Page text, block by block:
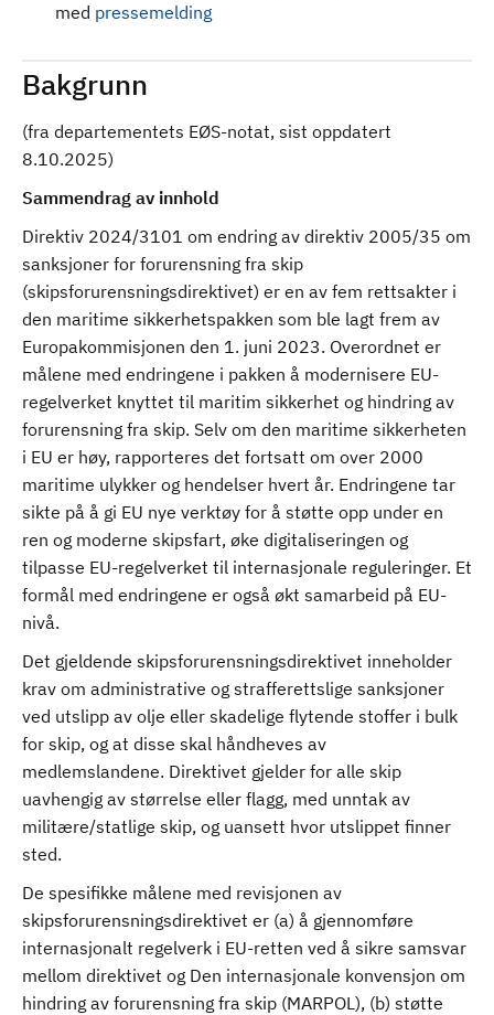
med pressemelding
Bakgrunn
(fra departementets EØS-notat, sist oppdatert
8.10.2025)
Sammendrag av innhold
Direktiv 2024/3101 om endring av direktiv 2005/35 om
sanksjoner for forurensning fra skip
(skipsforurensningsdirektivet) er en av fem rettsakter i
den maritime sikkerhetspakken som ble lagt frem av
Europakommisjonen den 1. juni 2023. Overordnet er
målene med endringene i pakken å modernisere EU-
regelverket knyttet til maritim sikkerhet og hindring av
forurensning fra skip. Selv om den maritime sikkerheten
i EU er høy, rapporteres det fortsatt om over 2000
maritime ulykker og hendelser hvert år. Endringene tar
sikte på å gi EU nye verktøy for å støtte opp under en
ren og moderne skipsfart, øke digitaliseringen og
tilpasse EU-regelverket til internasjonale reguleringer. Et
formål med endringene er også økt samarbeid på EU-
nivå.
Det gjeldende skipsforurensningsdirektivet inneholder
krav om administrative og strafferettslige sanksjoner
ved utslipp av olje eller skadelige flytende stoffer i bulk
for skip, og at disse skal håndheves av
medlemslandene. Direktivet gjelder for alle skip
uavhengig av størrelse eller flagg, med unntak av
militære/statlige skip, og uansett hvor utslippet finner
sted.
De spesifikke målene med revisjonen av
skipsforurensningsdirektivet er (a) å gjennomføre
internasjonalt regelverk i EU-retten ved å sikre samsvar
mellom direktivet og Den internasjonale konvensjon om
hindring av forurensning fra skip (MARPOL), (b) støtte